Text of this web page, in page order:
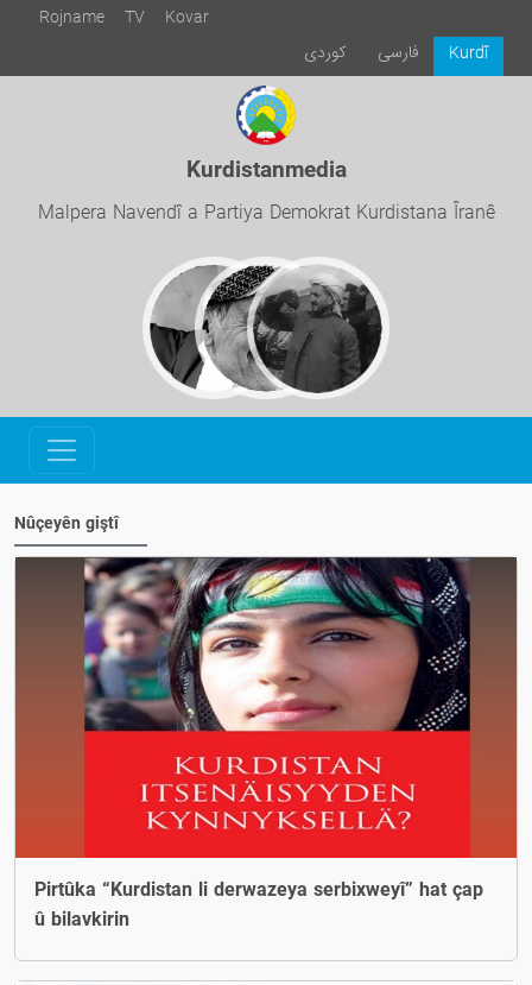
Rojname TV
Kovar
Kurdî
فارسی كوردی
Kurdistanmedia
Malpera Navendî a Partiya Demokrat Kurdistana Îranê
Nûçeyên giştî
Pirtûka “Kurdistan li derwazeya serbixweyî” hat çap
û bilavkirin